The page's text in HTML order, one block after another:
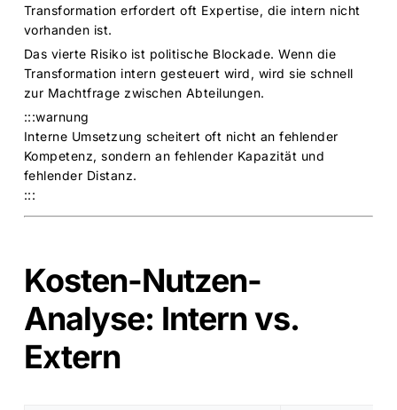
Transformation erfordert oft Expertise, die intern nicht
vorhanden ist.
Das vierte Risiko ist politische Blockade. Wenn die
Transformation intern gesteuert wird, wird sie schnell
zur Machtfrage zwischen Abteilungen.
:::warnung
Interne Umsetzung scheitert oft nicht an fehlender
Kompetenz, sondern an fehlender Kapazität und
fehlender Distanz.
:::
Kosten-Nutzen-
Analyse: Intern vs.
Extern